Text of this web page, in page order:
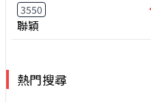
3550
聯穎
熱門搜尋